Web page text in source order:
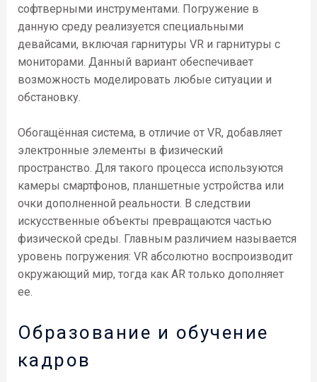
софтверными инструментами. Погружение в
данную среду реализуется специальными
девайсами, включая гарнитуры VR и гарнитуры с
мониторами. Данный вариант обеспечивает
возможность моделировать любые ситуации и
обстановку.
Обогащённая система, в отличие от VR, добавляет
электронные элементы в физический
пространство. Для такого процесса используются
камеры смартфонов, планшетные устройства или
очки дополненной реальности. В следствии
искусственные объекты превращаются частью
физической среды. Главным различием называется
уровень погружения: VR абсолютно воспроизводит
окружающий мир, тогда как AR только дополняет
ее.
Образование и обучение
кадров